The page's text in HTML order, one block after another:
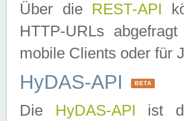
Über die REST-API
HTTP-URLs
mobile Clients oder für
HyDAS-API BETA
Die HyDAS-API ist